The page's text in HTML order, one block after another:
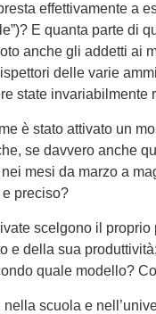
effettivamente a
E quanta parte di
anche gli addetti ai
delle varie
state invariabilmente
è stato attivato un
se davvero anche
mesi da marzo a
preciso?
scelgono il
e della sua
quale modello?
scuola e